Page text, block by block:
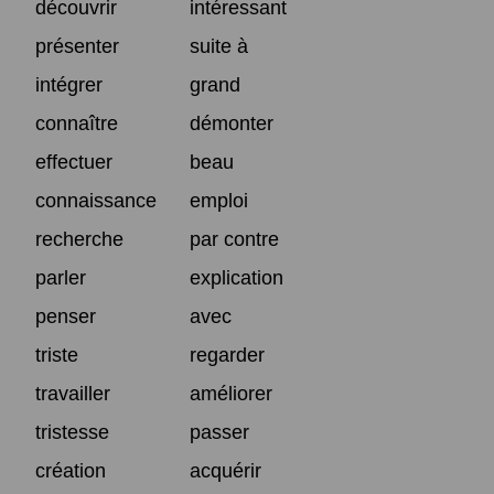
découvrir
intéressant
présenter
suite à
intégrer
grand
connaître
démonter
effectuer
beau
connaissance
emploi
recherche
par contre
parler
explication
penser
avec
triste
regarder
travailler
améliorer
tristesse
passer
création
acquérir